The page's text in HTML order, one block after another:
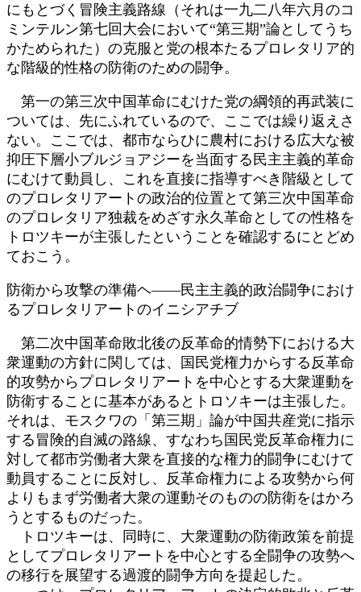
にもとづく冒険主義路線（それは一九二八年六月のコ
ミンテルン第七回大会において“第三期”論としてうち
かためられた）の克服と党の根本たるプロレタリア的
な階級的性格の防衛のための闘争。
第一の第三次中国革命にむけた党の綱領的再武装に
ついては、先にふれているので、ここでは繰り返えさ
ない。ここでは、都市ならひに農村における広大な被
抑圧下層小ブルジョアジーを当面する民主主義的革命
にむけて動員し、これを直接に指導すべき階級として
のプロレタリアートの政治的位置とて第三次中国革命
のプロレタリア独裁をめざす永久革命としての性格を
トロツキーが主張したということを確認するにとどめ
ておこう。
防衛から攻撃の準備ヘ――民主主義的政治闘争におけ
るプロレタリアートのイニシアチブ
第二次中国革命敗北後の反革命的情勢下における大
衆運動の方針に関しては、国民党権力からする反革命
的攻勢からプロレタリアートを中心とする大衆運動を
防衛することに基本があるとトロソキーは主張した。
それは、モスクワの「第三期」論が中国共産党に指示
する冒険的自滅の路線、すなわち国民党反革命権力に
対して都市労働者大衆を直接的な権力的闘争にむけて
動員することに反対し、反革命権力による攻勢から何
よりもまず労働者大衆の運動そのものの防衛をはかろ
うとするものだった。
トロツキーは、同時に、大衆運動の防衛政策を前提
としてプロレタリアートを中心とする全闘争の攻勢へ
の移行を展望する過渡的闘争方向を提起した。